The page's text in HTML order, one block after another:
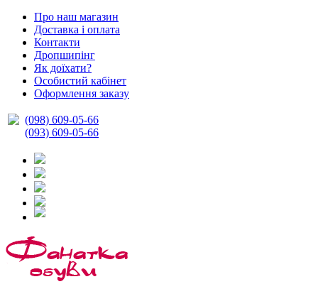
Про наш магазин
Доставка і оплата
Контакти
Дропшипінг
Як доїхати?
Особистий кабінет
Оформлення заказу
(098) 609-05-66
(093) 609-05-66